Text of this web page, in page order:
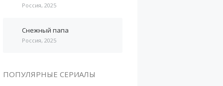
Россия, 2025
Снежный папа
Россия, 2025
ПОПУЛЯРНЫЕ СЕРИАЛЫ